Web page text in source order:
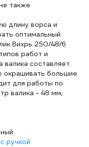
также
длину ворса и
оптимальный
Вихрь 250/48/6
работ и
составляет
окрашивать большие
для работы по
валика - 48 мм,
ручкой